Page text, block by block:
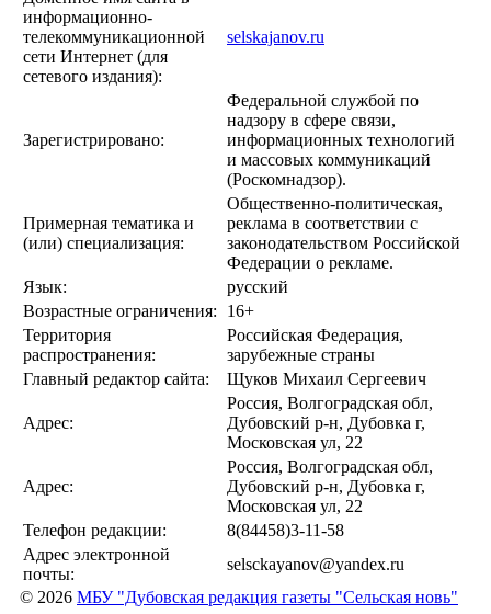
информационно-
телекоммуникационной
сети Интернет (для
сетевого издания):
selskajanov.ru
Зарегистрировано:
Федеральной службой по
надзору в сфере связи,
информационных технологий
и массовых коммуникаций
(Роскомнадзор).
Примерная тематика и
(или) специализация:
Общественно-политическая,
реклама в соответствии с
законодательством Российской
Федерации о рекламе.
Язык:
русский
Возрастные ограничения:
16+
Территория
распространения:
Российская Федерация,
зарубежные страны
Главный редактор сайта:
Щуков Михаил Сергеевич
Адрес:
Россия, Волгоградская обл,
Дубовский р-н, Дубовка г,
Московская ул, 22
Адрес:
Россия, Волгоградская обл,
Дубовский р-н, Дубовка г,
Московская ул, 22
Телефон редакции:
8(84458)3-11-58
Адрес электронной
почты:
selsckayanov@yandex.ru
© 2026 МБУ "Дубовская редакция газеты "Сельская новь"